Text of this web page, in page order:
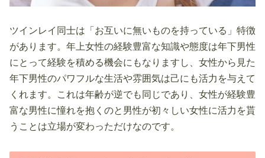
ツインレイ同士は「お互いに無いものを持っている」特徴
があります。年上女性の経験豊富な知識や態度は年下男性
にとって経験を積める機会にもなりますし、女性から見た
年下男性のパワフルな生活や雰囲気は己にも活力を与えて
くれます。これは年齢が逆でも同じであり、女性が経験豊
富な男性に憧れを抱くのと男性が初々しい女性に活力を貰
うことは立場が変わっただけなのです。